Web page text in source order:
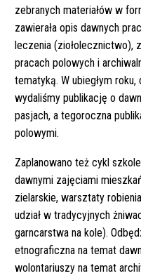
zebranych materiałów w
zawierała opis dawnych
leczenia (ziołolecznictwo),
pracach polowych i
tematyką. W ubiegłym
wydaliśmy publikację o
pasjach, a tegoroczna
polowymi.
Zaplanowano też cykl
dawnymi zajęciami
zielarskie, warsztaty
udział w tradycyjnych
garncarstwa na kole).
etnograficzna na temat
wolontariuszy na temat